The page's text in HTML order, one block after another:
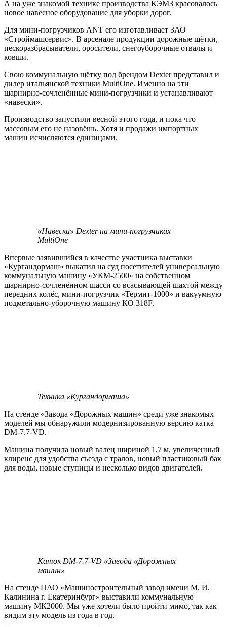
А на уже знакомой технике производства КЭМЗ красовалось
новое навесное оборудование для уборки дорог.
Для мини-погрузчиков ANT его изготавливает ЗАО
«Строймашсервис». В арсенале продукции дорожные щётки,
пескоразбрасыватели, оросители, снегоуборочные отвалы и
ковши.
Свою коммунальную щётку под брендом Dexter представил и
дилер итальянской техники MultiOne. Именно на эти
шарнирно-сочленённые мини-погрузчики и устанавливают
«навески».
Производство запустили весной этого года, и пока что
массовым его не назовёшь. Хотя и продажи импортных
машин исчисляются единицами.
«Навески» Dexter на мини-погрузчиках
MultiOne
Впервые заявившийся в качестве участника выставки
«Кургандормаш» выкатил на суд посетителей универсальную
коммунальную машину «УКМ-2500» на собственном
шарнирно-сочленённом шасси со всасывающей шахтой между
передних колёс, мини-погрузчик «Термит-1000» и вакуумную
подметально-уборочную машину КО 318F.
Техника «Кургандормаша»
На стенде «Завода «Дорожных машин» среди уже знакомых
моделей мы обнаружили модернизированную версию катка
DM-7.7-VD.
Машина получила новый валец шириной 1,7 м, увеличенный
клиренс для удобства съезда с тралов, новый пластиковый бак
для воды, новые ступицы и несколько видов двигателей.
Каток DM-7.7-VD «Завода «Дорожных
машин»
На стенде ПАО «Машиностроительный завод имени М. И.
Калинина г. Екатеринбург» выставили коммунальную
машину МК2000. Мы уже хотели было пройти мимо, так как
видим эту модель из года в год.